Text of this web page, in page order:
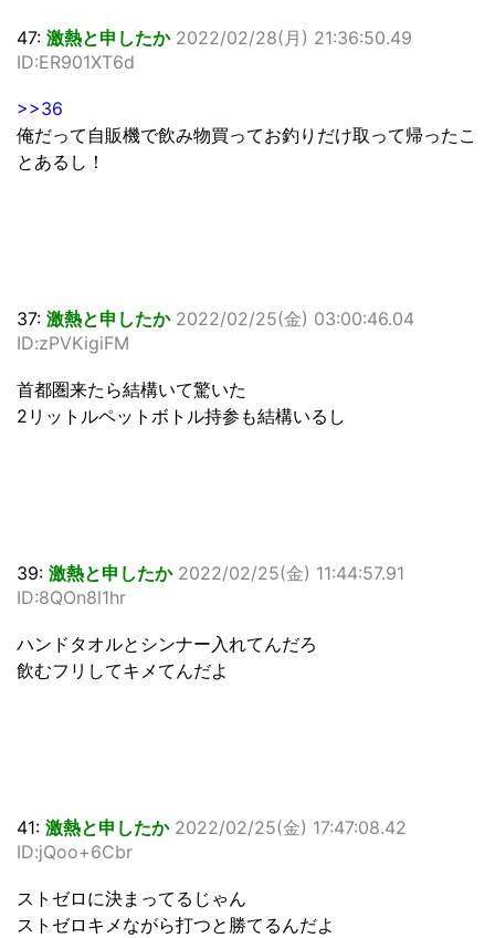
47: 激熱と申したか 2022/02/28(月) 21:36:50.49
ID:ER901XT6d
>>36
俺だって自販機で飲み物買ってお釣りだけ取って帰ったこ
とあるし！
37: 激熱と申したか 2022/02/25(金) 03:00:46.04
ID:zPVKigiFM
首都圏来たら結構いて驚いた
2リットルペットボトル持参も結構いるし
39: 激熱と申したか 2022/02/25(金) 11:44:57.91
ID:8QOn8l1hr
ハンドタオルとシンナー入れてんだろ
飲むフリしてキメてんだよ
41: 激熱と申したか 2022/02/25(金) 17:47:08.42
ID:jQoo+6Cbr
ストゼロに決まってるじゃん
ストゼロキメながら打つと勝てるんだよ